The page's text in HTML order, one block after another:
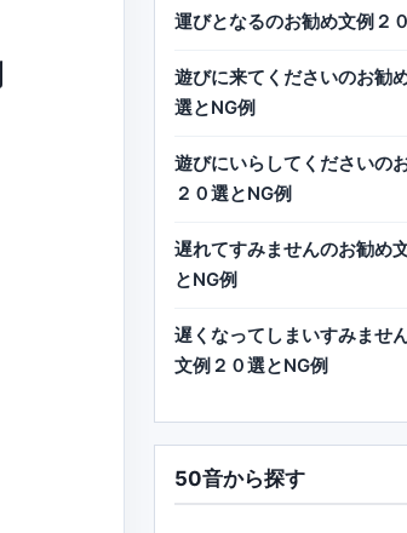
運びとなるのお勧め文例２
遊びに来てくださいのお勧
選とNG例
遊びにいらしてくださいの
２０選とNG例
遅れてすみませんのお勧め
とNG例
遅くなってしまいすみませ
文例２０選とNG例
50音から探す